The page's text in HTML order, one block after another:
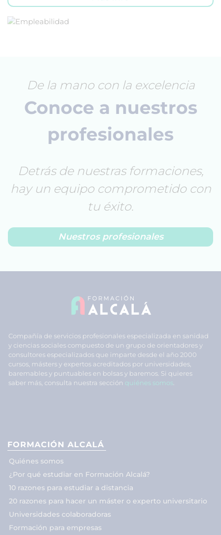
De la mano con la excelencia
Conoce a nuestros
profesionales
Detrás de nuestras formaciones,
hay un equipo comprometido con
tu éxito.
Nuestros profesionales
Compañía de servicios profesionales especializada en sanidad
y ciencias sociales compuesto de un grupo de orientadores y
consultores especializados que imparte desde el año 2000
cursos, másters y expertos acreditados por universidades,
baremables y puntuables en bolsas y baremos. Si quieres
saber más, consulta nuestra sección quiénes somos
FORMACIÓN ALCALÁ
Quiénes somos
¿Por qué estudiar en Formación Alcalá?
10 razones para estudiar a distancia
20 razones para hacer un máster o experto universitario
Universidades colaboradoras
Formación para empresas